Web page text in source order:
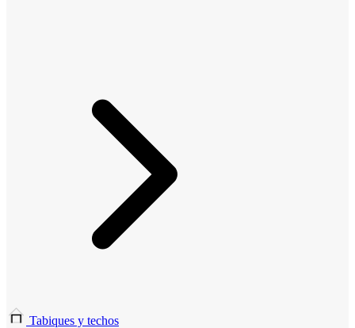
Tabiques y techos